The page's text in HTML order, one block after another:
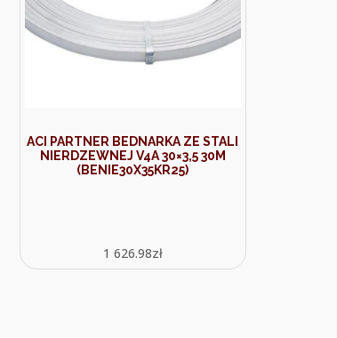
ACI PARTNER BEDNARKA ZE STALI
NIERDZEWNEJ V4A 30×3,5 30M
(BENIE30X35KR25)
1 626.98zł